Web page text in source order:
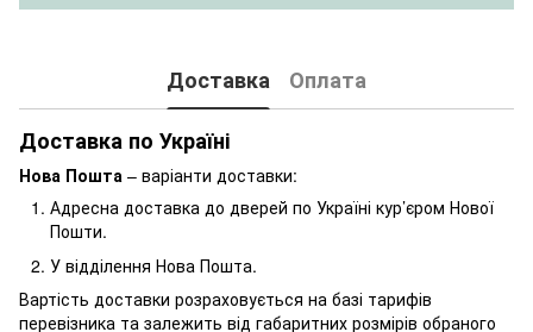
Доставка
Оплата
Доставка по Україні
Нова Пошта – варіанти доставки:
Адресна доставка до дверей по Україні кур’єром Нової
Пошти.
У відділення Нова Пошта.
Вартість доставки розраховується на базі тарифів
перевізника та залежить від габаритних розмірів обраного